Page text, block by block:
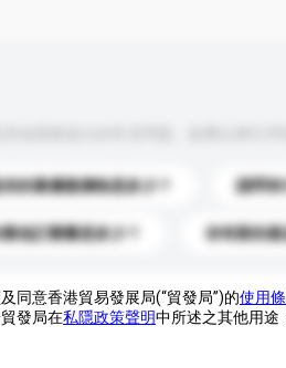
的最優惠價格是多少？ 請問有
低訂購量是多少？ 你有新的產
同意香港貿易發展局(“貿發局”)的使用
發局在私隱政策聲明中所述之其他用途